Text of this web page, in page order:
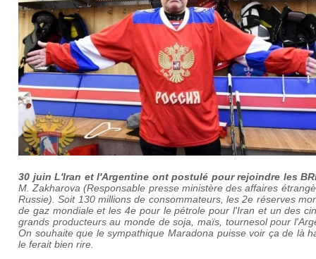
30 juinL'Iran et l'Argentine ont postulé pour rejoindre les
M. Zakharova (Responsable presse ministère des affaires
Russie). Soit 130 millions de consommateurs, les 2e réserves
de gaz mondiale et les 4e pour le pétrole pour l'Iran et un des
grands producteurs au monde de soja, maïs, tournesol pour
On souhaite que le sympathique Maradona puisse voir ça de là
le ferait bien rire.